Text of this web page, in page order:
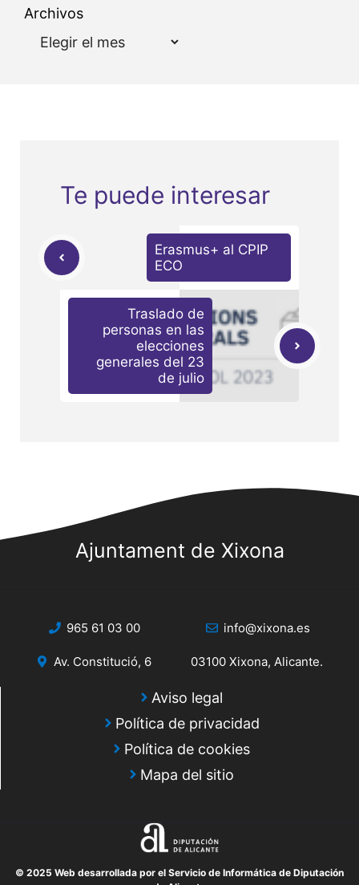
Archivos
Te puede interesar
Erasmus+ al CPIP
ECO
Traslado de
personas en las
elecciones
generales del 23
de julio
Ajuntament de Xixona
965 61 03 00 info@xixona.es
Av. Constitució, 6 03100 Xixona, Alicante.
Aviso legal
Política de privacidad
Política de cookies
Mapa del sitio
© 2025 Web desarrollada por el Servicio de Informática de Diputación